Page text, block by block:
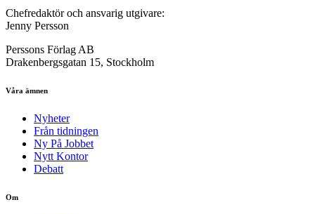
Chefredaktör och ansvarig utgivare:
Jenny Persson
Perssons Förlag AB
Drakenbergsgatan 15, Stockholm
Våra ämnen
Nyheter
Från tidningen
Ny På Jobbet
Nytt Kontor
Debatt
Om